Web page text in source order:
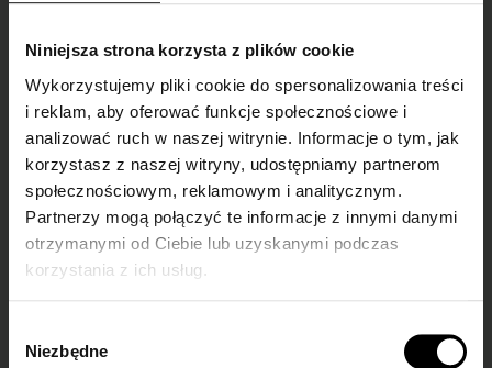
Niniejsza strona korzysta z plików cookie
Wykorzystujemy pliki cookie do spersonalizowania treści
i reklam, aby oferować funkcje społecznościowe i
analizować ruch w naszej witrynie. Informacje o tym, jak
korzystasz z naszej witryny, udostępniamy partnerom
społecznościowym, reklamowym i analitycznym.
Partnerzy mogą połączyć te informacje z innymi danymi
otrzymanymi od Ciebie lub uzyskanymi podczas
korzystania z ich usług.
zgody
Niezbędne
dla zamówień od 149 zł
Bezpieczne zakupy
szyfrowane SSL